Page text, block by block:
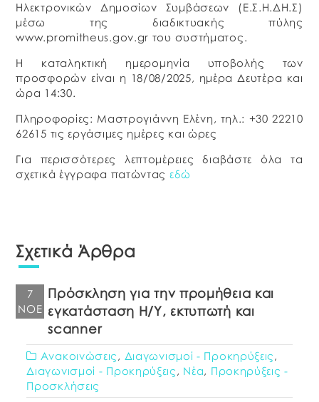
Ηλεκτρονικών Δημοσίων Συμβάσεων (Ε.Σ.Η.ΔΗ.Σ)
μέσω της διαδικτυακής πύλης
www.promitheus.gov.gr του συστήματος.
Η καταληκτική ημερομηνία υποβολής των
προσφορών είναι η 18/08/2025, ημέρα Δευτέρα και
ώρα 14:30.
Πληροφορίες: Μαστρογιάννη Ελένη, τηλ.: +30 22210
62615 τις εργάσιμες ημέρες και ώρες
Για περισσότερες λεπτομέρειες διαβάστε όλα τα
σχετικά έγγραφα πατώντας εδώ
Σχετικά Άρθρα
7
ΝΟΈ
Πρόσκληση για την προμήθεια και
εγκατάσταση Η/Υ, εκτυπωτή και
scanner
Ανακοινώσεις , Διαγωνισμοί - Προκηρύξεις ,
Διαγωνισμοί - Προκηρύξεις , Νέα, Προκηρύξεις -
Προσκλήσεις